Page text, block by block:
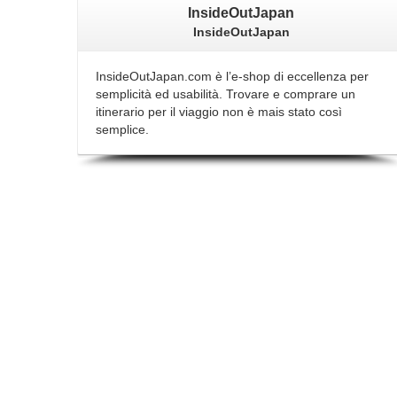
InsideOutJapan
InsideOutJapan
InsideOutJapan.com è l’e-shop di eccellenza per
semplicità ed usabilità. Trovare e comprare un
itinerario per il viaggio non è mais stato così
semplice.